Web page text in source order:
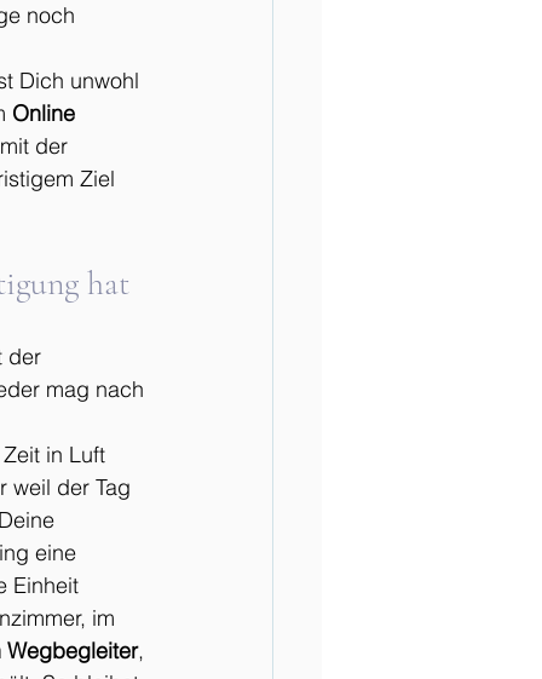
noch
Dich unwohl
Online
der
Ziel
hat
der
mag nach
in Luft
weil der Tag
eine
Einheit
im
Wegbegleiter,